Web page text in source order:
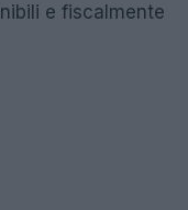
e fiscalmente